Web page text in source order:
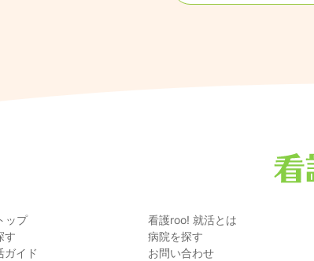
ップ 看護roo! 就活とは
す
病院を探す
ガイド
お問い合わせ